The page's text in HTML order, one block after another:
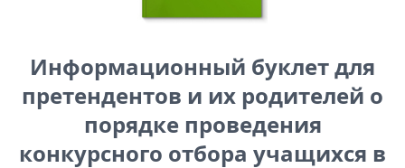
Информационный буклет для
претендентов и их родителей о
порядке проведения
конкурсного отбора учащихся в